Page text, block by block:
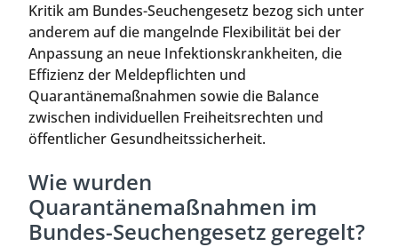
Kritik am Bundes-Seuchengesetz bezog sich unter
anderem auf die mangelnde Flexibilität bei der
Anpassung an neue Infektionskrankheiten, die
Effizienz der Meldepflichten und
Quarantänemaßnahmen sowie die Balance
zwischen individuellen Freiheitsrechten und
öffentlicher Gesundheitssicherheit.
Wie wurden
Quarantänemaßnahmen im
Bundes-Seuchengesetz geregelt?